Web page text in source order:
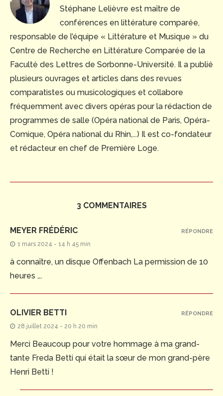
Stéphane Lelièvre est maître de
conférences en littérature comparée,
responsable de l’équipe « Littérature et Musique » du
Centre de Recherche en Littérature Comparée de la
Faculté des Lettres de Sorbonne-Université. Il a publié
plusieurs ouvrages et articles dans des revues
comparatistes ou musicologiques et collabore
fréquemment avec divers opéras pour la rédaction de
programmes de salle (Opéra national de Paris, Opéra-
Comique, Opéra national du Rhin,...) Il est co-fondateur
et rédacteur en chef de Première Loge.
3 COMMENTAIRES
MEYER FRÉDÉRIC
1 mars 2024 - 14 h 45 min
à connaître, un disque Offenbach La permission de 10
heures ….
RÉPONDRE
OLIVIER BETTI
28 juillet 2024 - 20 h 20 min
Merci Beaucoup pour votre hommage à ma grand-
tante Freda Betti qui était la sœur de mon grand-père
Henri Betti !
RÉPONDRE